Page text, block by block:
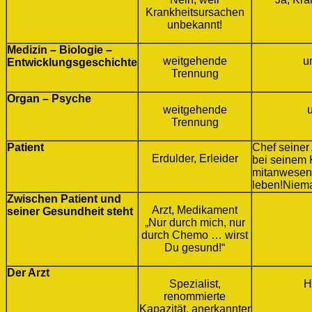
Krankheitsursachen
unbekannt!
Medizin – Biologie –
Entwicklungsgeschichte
weitgehende
Trennung
Organ – Psyche
weitgehende
Trennung
Patient
Erdulder, Erleider
Chef
bei seinem
leben!
Zwischen Patient und
seiner Gesundheit steht
Arzt, Medikament
„Nur durch mich, nur
durch Chemo … wirst
Du gesund!“
Der Arzt
Spezialist,
renommierte
Kapazität, anerkannter